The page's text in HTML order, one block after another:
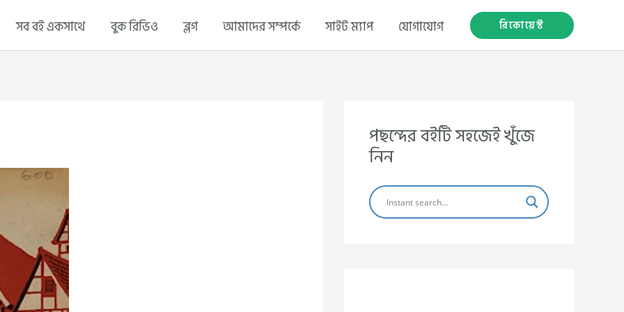
সব বই একসাথে বুক রিভিও ব্লগ আমাদের সম্পর্কে সাইট ম্যাপ যোগাযোগ রিকোয়েস্ট
পছন্দের বইটি সহজেই খুঁজে
নিন